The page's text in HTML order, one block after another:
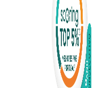
Pedro
Álvares
Cabral,
230,
Beloura
– Linhó,
2714-